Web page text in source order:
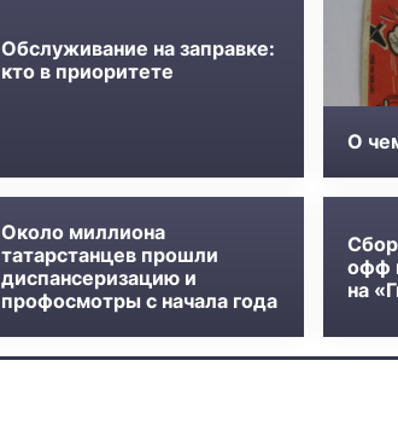
Обслуживание на заправке:
кто в приоритете
О
Около миллиона
татарстанцев прошли
диспансеризацию и
профосмотры с начала года
офф
на